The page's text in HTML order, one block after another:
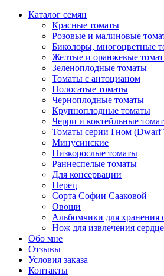
Каталог семян
Красные томаты
Розовые и малиновые
Биколоры, многоцветные
Желтые и оранжевые
Зеленоплодные томаты
Томаты с антоцианом
Полосатые томаты
Черноплодные томаты
Крупноплодные томаты
Черри и коктейльные
Томаты серии Гном (Dwarf
Минусинские
Низкорослые томаты
Раннеспелые томаты
Для консервации
Перец
Сорта Софии Сааковой
Овощи
Альбомчики для хранения
Нож для извлечения
Обо мне
Отзывы
Условия заказа
Контакты